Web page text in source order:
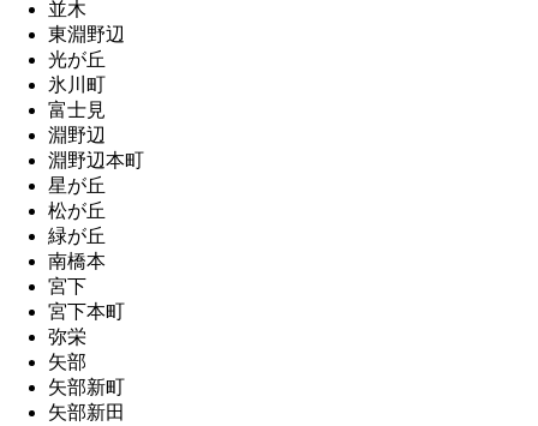
並木
東淵野辺
光が丘
氷川町
富士見
淵野辺
淵野辺本町
星が丘
松が丘
緑が丘
南橋本
宮下
宮下本町
弥栄
矢部
矢部新町
矢部新田